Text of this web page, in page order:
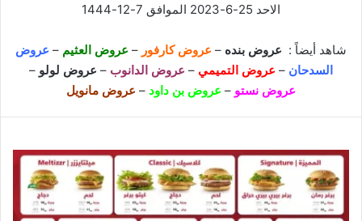
الاحد 25-6-2023 الموافق 7-12-1444
شاهد أيضاً : عروض بنده – عروض كارفور – عروض العثيم – عروض
السدحان – عروض التميمي – عروض الدانوب – عروض لولو –
عروض نستو – عروض بن داود – عروض مانويل